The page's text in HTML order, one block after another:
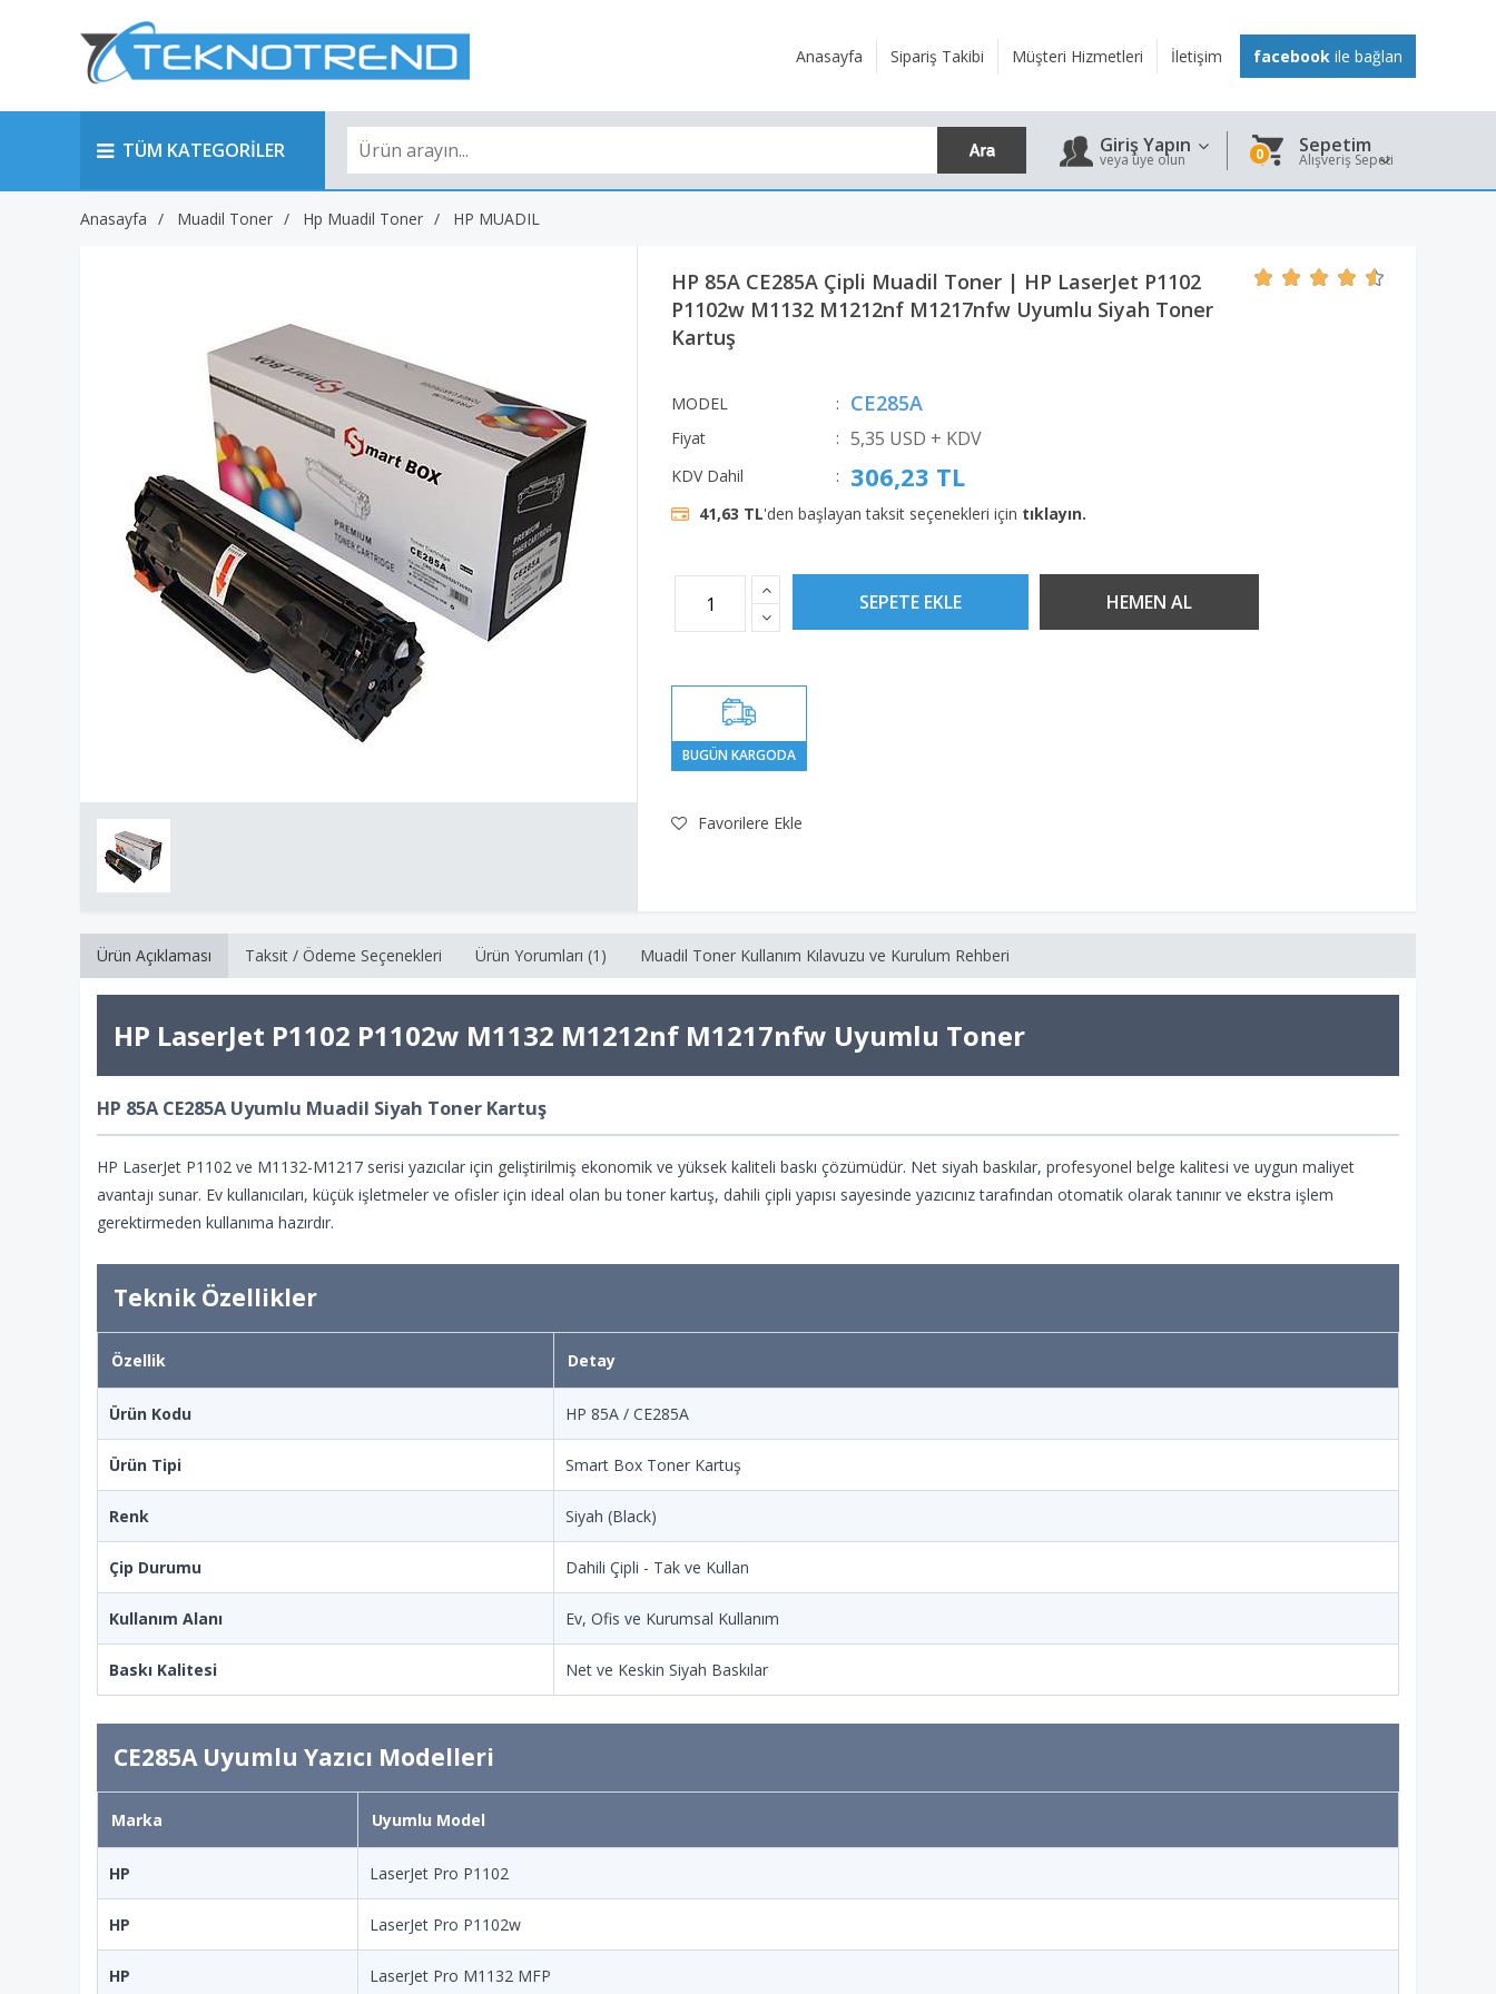
Anasayfa Sipariş Takibi Müşteri Hizmetleri İletişim facebook ile bağlan
TÜM KATEGORİLER Giriş Yapın
veya üye olun 0 Sepetim
Alışveriş Sepeti
Anasayfa Muadil Toner Hp Muadil Toner HP MUADIL
HP 85A CE285A Çipli Muadil Toner | HP LaserJet P1102
P1102w M1132 M1212nf M1217nfw Uyumlu Siyah Toner
Kartuş
MODEL : CE285A
Fiyat : 5,35 USD + KDV
KDV Dahil : 306,23 TL
41,63 TL'den başlayan taksit seçenekleri için tıklayın.
Favorilere Ekle
Ürün Açıklaması Taksit / Ödeme Seçenekleri Ürün Yorumları (1) Muadil Toner Kullanım Kılavuzu ve Kurulum Rehberi
HP LaserJet P1102 P1102w M1132 M1212nf M1217nfw Uyumlu Toner
HP 85A CE285A Uyumlu Muadil Siyah Toner Kartuş
HP LaserJet P1102 ve M1132-M1217 serisi yazıcılar için geliştirilmiş ekonomik ve yüksek kaliteli baskı çözümüdür. Net siyah baskılar, profesyonel belge kalitesi ve uygun maliyet
avantajı sunar. Ev kullanıcıları, küçük işletmeler ve ofisler için ideal olan bu toner kartuş, dahili çipli yapısı sayesinde yazıcınız tarafından otomatik olarak tanınır ve ekstra işlem
gerektirmeden kullanıma hazırdır.
Teknik Özellikler
Özellik Detay
Ürün Kodu HP 85A / CE285A
Ürün Tipi Smart Box Toner Kartuş
Renk Siyah (Black)
Çip Durumu Dahili Çipli - Tak ve Kullan
Kullanım Alanı Ev, Ofis ve Kurumsal Kullanım
Baskı Kalitesi Net ve Keskin Siyah Baskılar
CE285A Uyumlu Yazıcı Modelleri
Marka Uyumlu Model
HP LaserJet Pro P1102
HP LaserJet Pro P1102w
HP LaserJet Pro M1132 MFP